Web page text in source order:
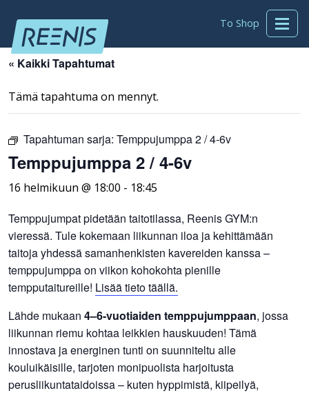
To Shop
« Kaikki Tapahtumat
Tämä tapahtuma on mennyt.
Tapahtuman sarja: Temppujumppa 2 / 4-6v
Temppujumppa 2 / 4-6v
16 helmikuun @ 18:00 - 18:45
Temppujumpat pidetään taitotilassa, Reenis GYM:n
vieressä. Tule kokemaan liikunnan iloa ja kehittämään
taitoja yhdessä samanhenkisten kavereiden kanssa –
temppujumppa on viikon kohokohta pienille
tempputaitureille! Lisää tieto täällä.
Lähde mukaan 4–6-vuotiaiden temppujumppaan, jossa
liikunnan riemu kohtaa leikkien hauskuuden! Tämä
innostava ja energinen tunti on suunniteltu alle
kouluikäisille, tarjoten monipuolista harjoitusta
perusliikuntataidoissa – kuten hyppimistä, kiipeilyä,